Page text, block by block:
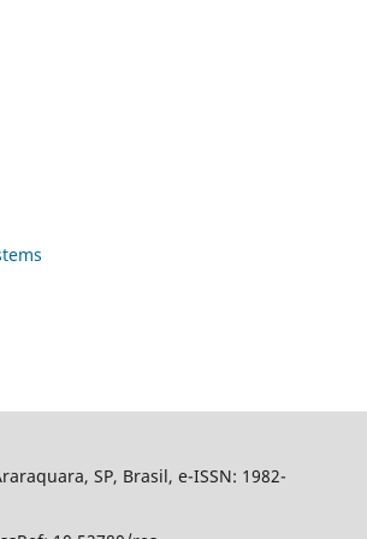
SP, Brasil, e-ISSN: 1982-